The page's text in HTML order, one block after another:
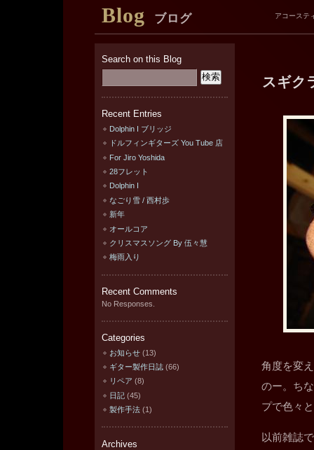
アコーステ
Blog ブログ
スギク
角度を変
のー。ち
プで色々
以前雑誌
Search on this Blog
Recent Entries
Dolphin I ブリッジ
ドルフィンギターズ You Tube 店
For Jiro Yoshida
28フレット
Dolphin I
なごり雪 / 西村歩
新年
オールコア
クリスマスソング By 伍々慧
梅雨入り
Recent Comments
No Responses.
Categories
お知らせ (13)
ギター製作日誌 (66)
リペア (8)
日記 (45)
製作手法 (1)
Archives